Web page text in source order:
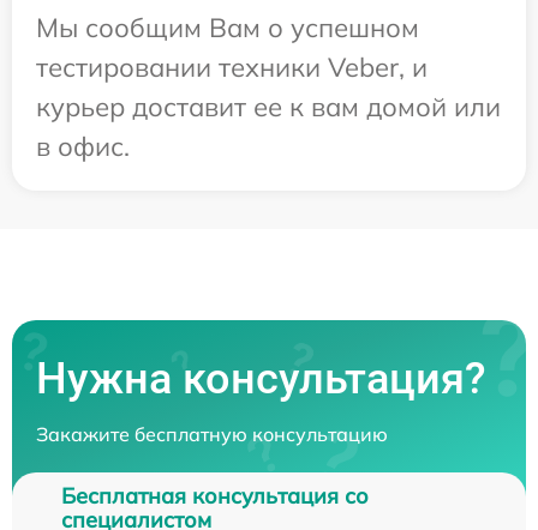
Мы сообщим Вам о успешном
тестировании техники Veber, и
курьер доставит ее к вам домой или
в офис.
Нужна консультация?
Закажите бесплатную консультацию
Бесплатная консультация со
специалистом